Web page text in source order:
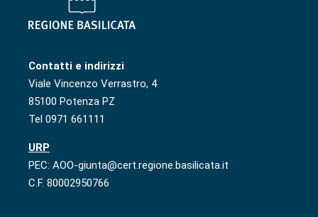
Contatti e indirizzi
Viale Vincenzo Verrastro, 4
85100 Potenza PZ
Tel 0971 661111
URP
PEC: AOO-giunta@cert.regione.basilicata.it
C.F. 80002950766